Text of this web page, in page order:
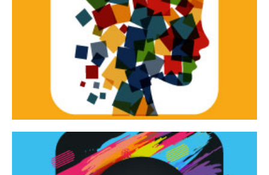
Tracce dinamiche
Tracce Dinamiche è una rassegna di teatro
d’innovazione e sperimentale.
Continua